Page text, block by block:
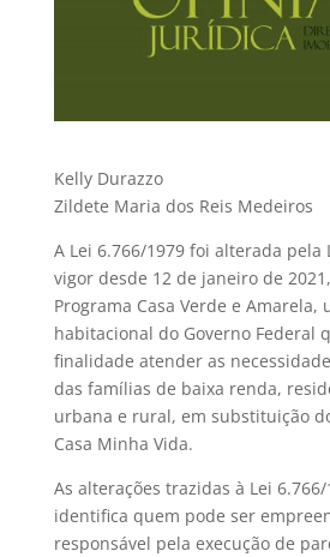
Kelly Durazzo
Zildete Maria dos Reis Medeiros
A Lei 6.766/1979 foi alterada pela
vigor desde 12 de janeiro de
Programa Casa Verde e Amarela,
habitacional do Governo Federal
finalidade atender as
das famílias de baixa renda,
urbana e rural, em substituição
Casa Minha Vida.
As alterações trazidas à Lei
identifica quem pode ser
responsável pela execução de